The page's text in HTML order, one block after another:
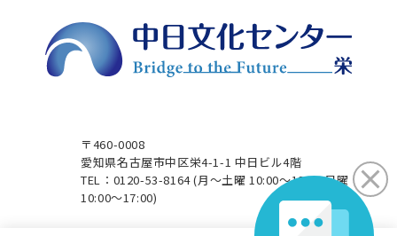
〒460-0008
愛知県名古屋市中区栄4-1-1 中日ビル4階
TEL：0120-53-8164(月～土曜 10:00～19:00 日曜
10:00～17:00)